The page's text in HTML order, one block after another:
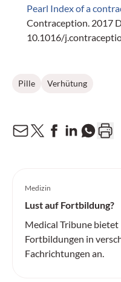
Pearl Index of a
Contraception. 2017
10.1016/
Pille Verhütung
Medizin
Lust auf Fortbildung?
Medical Tribune
Fortbildungen in
Fachrichtungen an.